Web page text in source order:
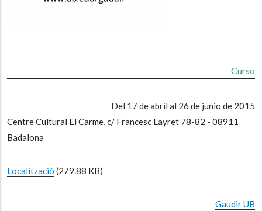
Curso
Del 17 de abril al 26 de junio de 2015
Centre Cultural El Carme, c/ Francesc Layret 78-82 - 08911
Badalona
Localització (279.88 KB)
Gaudir UB